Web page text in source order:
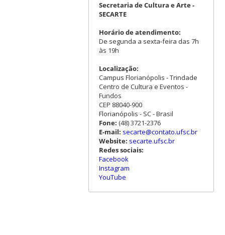
Secretaria de Cultura e Arte -
SECARTE
Horário de atendimento:
De segunda a sexta-feira das 7h
às 19h
Localização:
Campus Florianópolis - Trindade
Centro de Cultura e Eventos -
Fundos
CEP 88040-900
Florianópolis - SC - Brasil
Fone: (48) 3721-2376
E-mail: secarte@contato.ufsc.br
Website: secarte.ufsc.br
Redes sociais:
Facebook
Instagram
YouTube